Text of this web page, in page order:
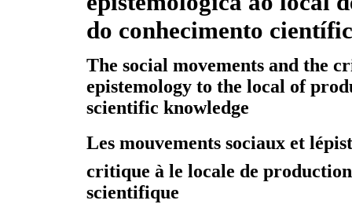
do conhecimento
The social movements and the
epistemology to the local of
scientific knowledge
Les mouvements sociaux et
critique à le locale de production
scientifique